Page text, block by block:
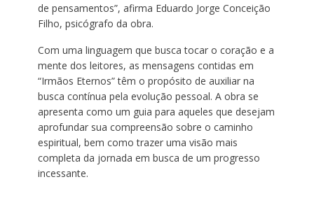
de pensamentos”, afirma Eduardo Jorge Conceição
Filho, psicógrafo da obra.
Com uma linguagem que busca tocar o coração e a
mente dos leitores, as mensagens contidas em
“Irmãos Eternos” têm o propósito de auxiliar na
busca contínua pela evolução pessoal. A obra se
apresenta como um guia para aqueles que desejam
aprofundar sua compreensão sobre o caminho
espiritual, bem como trazer uma visão mais
completa da jornada em busca de um progresso
incessante.